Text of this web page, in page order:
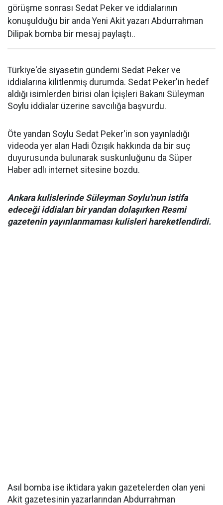
görüşme sonrası Sedat Peker ve iddialarının
konuşulduğu bir anda Yeni Akit yazarı Abdurrahman
Dilipak bomba bir mesaj paylaştı..
Türkiye'de siyasetin gündemi Sedat Peker ve
iddialarına kilitlenmiş durumda. Sedat Peker'in hedef
aldığı isimlerden birisi olan İçişleri Bakanı Süleyman
Soylu iddialar üzerine savcılığa başvurdu.
Öte yandan Soylu Sedat Peker'in son yayınladığı
videoda yer alan Hadi Özışık hakkında da bir suç
duyurusunda bulunarak suskunluğunu da Süper
Haber adlı internet sitesine bozdu.
Ankara kulislerinde Süleyman Soylu'nun istifa
edeceği iddiaları bir yandan dolaşırken Resmi
gazetenin yayınlanmaması kulisleri hareketlendirdi.
Asıl bomba ise iktidara yakın gazetelerden olan yeni
Akit gazetesinin yazarlarından Abdurrahman